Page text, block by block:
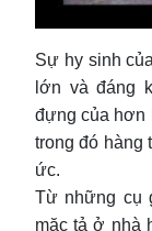
Sự hy sinh
lớn và đáng
đựng của hơn
trong đó hàng
ức.
Từ những cụ
mặc tả ở nhà